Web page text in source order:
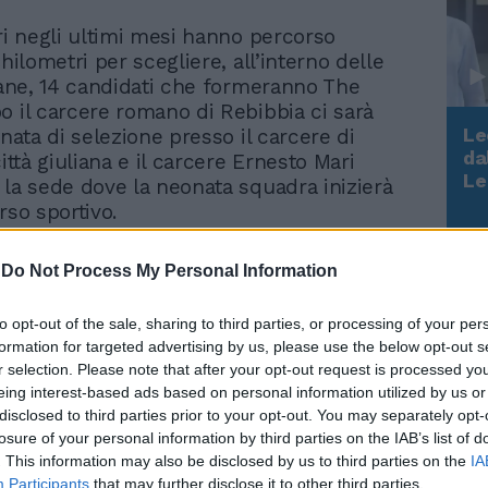
Do Not Process My Personal Information
opt-out of the sale, sharing to third parties, or processing of your
for targeted advertising by us, please use the below opt-out
selection. Please note that after your opt-out request is processed
interest-based ads based on personal information utilized by us
to third parties prior to your opt-out. You may separately
of your personal information by third parties on the IAB’s list of
This information may also be disclosed by us to third parties on the
Participants that may further disclose it to other third parties.
negli ultimi mesi hanno percorso
per scegliere, all’interno delle
14 candidati che formeranno The
il carcere romano di Rebibbia ci sarà
di selezione presso il carcere di
giuliana e il carcere Ernesto Mari
sede dove la neonata squadra inizierà
sportivo.
tanti detenuti – commenta
d’Italia. Abbiamo ascoltato le loro storie,
degli allenamenti di basket e,
di Trieste, saranno scelti
i 14 che comporranno la rosa. Questa,
parte più difficile, soprattutto
Ognuno di loro avrebbe avuto diritto
una possibilità di far parte della
Rudy Giuliani a Come States?
Trump, Meloni e la strategia